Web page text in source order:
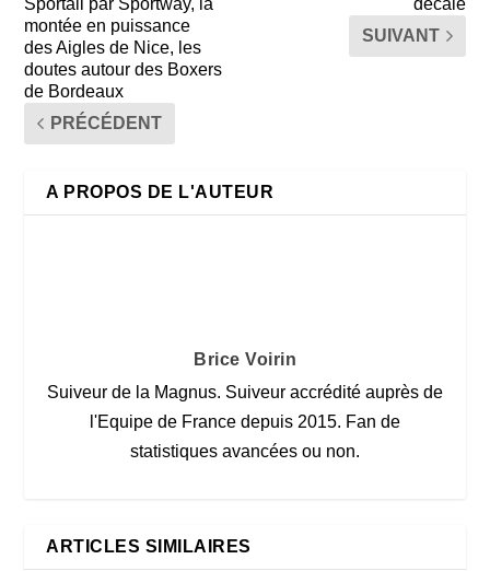
montée en puissance
des Aigles de Nice, les
doutes autour des Boxers
de Bordeaux
PRÉCÉDENT
SUIVANT
A PROPOS DE L'AUTEUR
Brice Voirin
Suiveur de la Magnus. Suiveur accrédité auprès de
l'Equipe de France depuis 2015. Fan de
statistiques avancées ou non.
ARTICLES SIMILAIRES